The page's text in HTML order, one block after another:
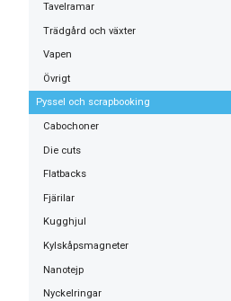
Tavelramar
Trädgård och växter
Vapen
Övrigt
Pyssel och scrapbooking
Cabochoner
Die cuts
Flatbacks
Fjärilar
Kugghjul
Kylskåpsmagneter
Nanotejp
Nyckelringar